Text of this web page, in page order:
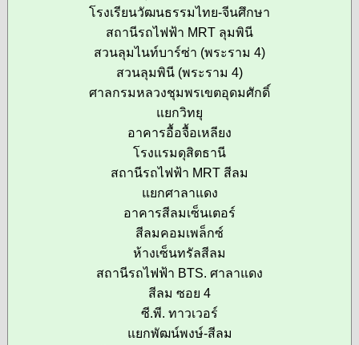
โรงเรียนวัฒนธรรมไทย-จีนศึกษา
สถานีรถไฟฟ้า MRT ลุมพินี
สวนลุมไนท์บาร์ซ่า (พระราม 4)
สวนลุมพินี (พระราม 4)
ศาลกรมหลวงชุมพรเขตอุดมศักดิ์
แยกวิทยุ
อาคารอื้อจื้อเหลียง
โรงแรมดุสิตธานี
สถานีรถไฟฟ้า MRT สีลม
แยกศาลาแดง
อาคารสีลมเซ็นเตอร์
สีลมคอมเพล็กซ์
ห้างเซ็นทรัลสีลม
สถานีรถไฟฟ้า BTS. ศาลาแดง
สีลม ซอย 4
ซี.พี. ทาวเวอร์
แยกพัฒน์พงษ์-สีลม